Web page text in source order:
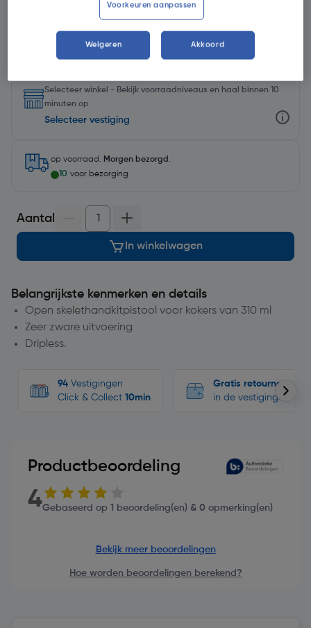
€ 14,95 | Excl. btw € 12,36 € 14,95/unit
Selecteer winkel - Bekijk voorraadniveaus en haal binnen 10
minuten op
Selecteer vestiging
op voorraad. Morgen bezorgd .
10 voor bezorging
Aantal
In winkelwagen
Belangrijkste kenmerken en details
Open skelethandkitpistool voor kokers van 310 ml
Zeer zware uitvoering
Dripless.
94 Vestigingen
Click & Collect 10min
Gratis retourneren
in de vestigingen
Productbeoordeling
4Gebaseerd op 1 beoordeling(en) & 0 opmerking(en)
Bekijk meer beoordelingen
Hoe worden beoordelingen berekend?
Voorkeuren aanpassen
Weigeren Akkoord